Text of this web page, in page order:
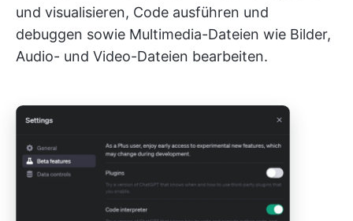
und visualisieren, Code ausführen und
debuggen sowie Multimedia-Dateien wie Bilder,
Audio- und Video-Dateien bearbeiten.